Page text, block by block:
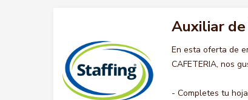
Auxiliar
En esta oferta de
CAFETERIA, nos
- Completes tu